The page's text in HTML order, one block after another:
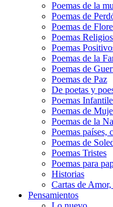
Poemas de la
Poemas de
Poemas de
Poemas
Poemas
Poemas de la
Poemas de
Poemas de Paz
De poetas y
Poemas
Poemas de
Poemas de la
Poemas países,
Poemas de
Poemas Tristes
Poemas para
Historias
Cartas de
Pensamientos